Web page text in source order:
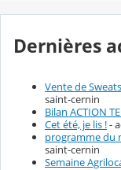
Dernières
Vente de
saint-cernin
Bilan ACTION
Cet été, je lis !-
programme du
saint-cernin
Semaine